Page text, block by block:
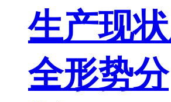
生产现
全形势分